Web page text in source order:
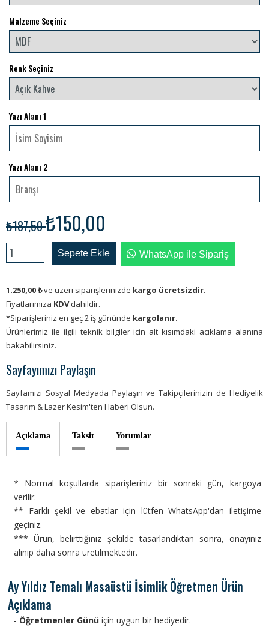
Malzeme Seçiniz
Renk Seçiniz
Yazı Alanı 1
Yazı Alanı 2
₺187,50₺150,00
Sepete Ekle WhatsApp ile Sipariş
1.250,00₺ve üzeri siparişlerinizde kargo ücretsizdir.
Fiyatlarımıza KDVdahildir.
*Siparişleriniz en geç 2 iş gününde kargolanır.
Ürünlerimiz ile ilgili teknik bilgiler için alt kısımdaki açıklama alanına
bakabilirsiniz.
Sayfayımızı Paylaşın
Sayfamızı Sosyal Medyada Paylaşın ve Takipçilerinizin de Hediyelik
Tasarım & Lazer Kesim'ten Haberi Olsun.
Açıklama Taksit Yorumlar
* Normal koşullarda siparişleriniz bir sonraki gün, kargoya
verilir.
** Farklı şekil ve ebatlar için lütfen WhatsApp'dan iletişime
geçiniz.
*** Ürün, belirttiğiniz şekilde tasarlandıktan sonra, onayınız
alınıp daha sonra üretilmektedir.
Ay Yıldız Temalı Masaüstü İsimlik Öğretmen Ürün
Açıklama
- Öğretmenler Günü için uygun bir hediyedir.